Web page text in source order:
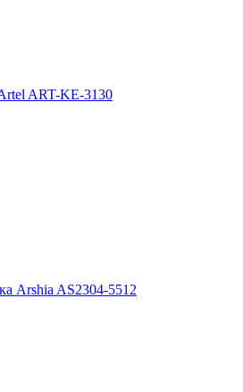
ART-KE-3130
Arshia AS2304-5512